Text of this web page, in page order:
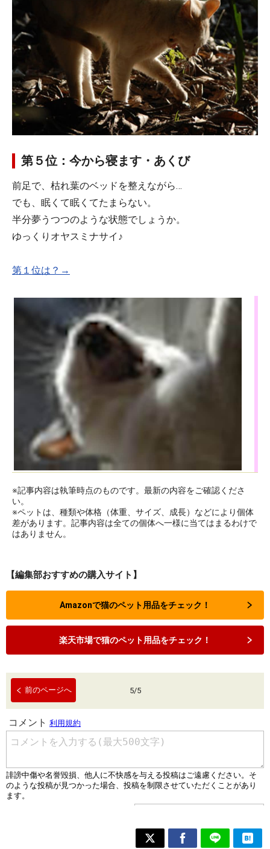
第５位：今から寝ます・あくび
前足で、枯れ葉のベッドを整えながら…
でも、眠くて眠くてたまらない。
半分夢うつつのような状態でしょうか。
ゆっくりオヤスミナサイ♪
第１位は？→
※記事内容は執筆時点のものです。最新の内容をご確認くださ
い。
※ペットは、種類や体格（体重、サイズ、成長）などにより個体
差があります。記事内容は全ての個体へ一様に当てはまるわけで
はありません。
【編集部おすすめの購入サイト】
Amazonで猫のペット用品をチェック！
楽天市場で猫のペット用品をチェック！
前のページへ 5/5